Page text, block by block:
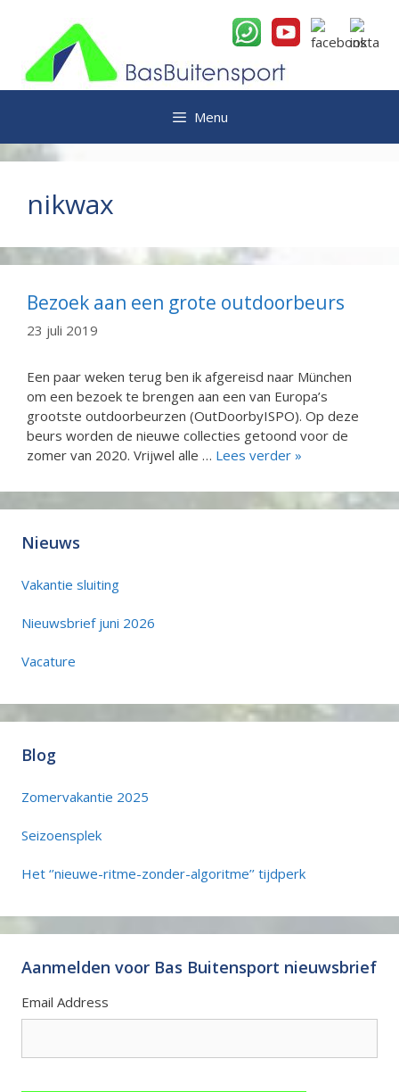
inhoud
Menu
nikwax
Bezoek aan een grote outdoorbeurs
23 juli 2019
Een paar weken terug ben ik afgereisd naar München
om een bezoek te brengen aan een van Europa’s
grootste outdoorbeurzen (OutDoorbyISPO). Op deze
beurs worden de nieuwe collecties getoond voor de
zomer van 2020. Vrijwel alle … Lees verder »
Nieuws
Vakantie sluiting
Nieuwsbrief juni 2026
Vacature
Blog
Zomervakantie 2025
Seizoensplek
Het ‘’nieuwe-ritme-zonder-algoritme’’ tijdperk
Aanmelden voor Bas Buitensport nieuwsbrief
Email Address